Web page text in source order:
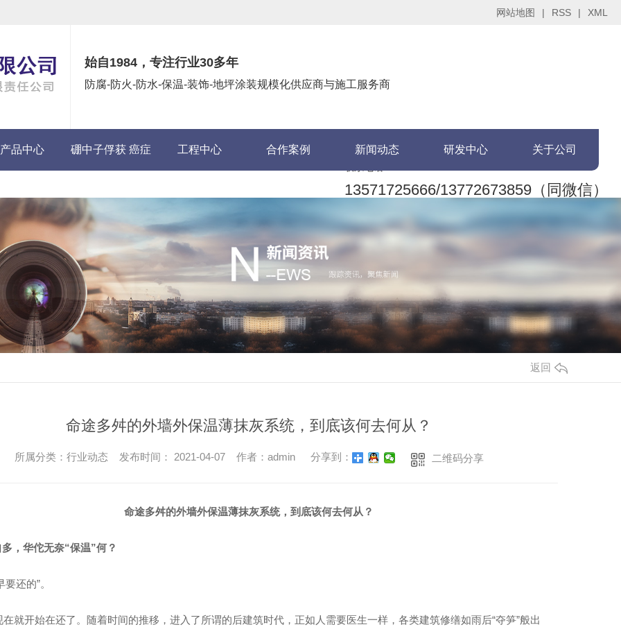
网站地图 | RSS | XML
始自1984，专注行业30多年
防腐-防火-防水-保温-装饰-地坪涂装规模化供应商与施工服务商
13571725666/13772673859（同微信）
产品中心 硼中子俘获 癌症 工程中心 合作案例 新闻动态 研发中心 关于公司
返回
命途多舛的外墙外保温薄抹灰系统，到底该何去何从？
所属分类：行业动态 发布时间： 2021-04-07 作者：admin 分享到： 二维码分享
命途多舛的外墙外保温薄抹灰系统，到底该何去何从？
，华佗无奈“保温”何？
要还的”。
在就开始在还了。随着时间的推移，进入了所谓的后建筑时代，正如人需要医生一样，各类建筑修缮如雨后“夺笋”般出